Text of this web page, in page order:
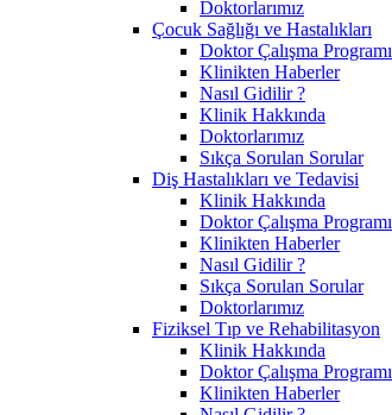
Doktorlarımız
Çocuk Sağlığı ve Hastalıkları
Doktor Çalışma Programı
Klinikten Haberler
Nasıl Gidilir ?
Klinik Hakkında
Doktorlarımız
Sıkça Sorulan Sorular
Diş Hastalıkları ve Tedavisi
Klinik Hakkında
Doktor Çalışma Programı
Klinikten Haberler
Nasıl Gidilir ?
Sıkça Sorulan Sorular
Doktorlarımız
Fiziksel Tıp ve Rehabilitasyon
Klinik Hakkında
Doktor Çalışma Programı
Klinikten Haberler